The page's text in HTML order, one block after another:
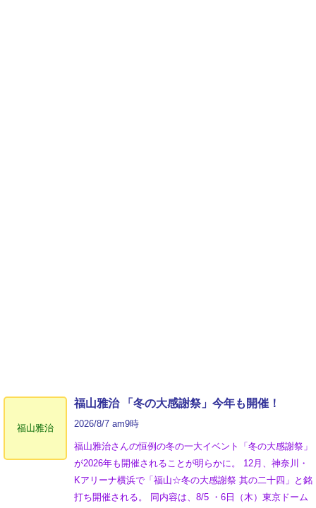
福山雅治
福山雅治 「冬の⼤感謝祭」今年も開催！
2026/8/7 am9時
福山雅治さんの恒例の冬の一大イベント「冬の⼤感謝祭」
が2026年も開催されることが明らかに。 12月、神奈川・
Kアリーナ横浜で「福山☆冬の大感謝祭 其の二十四」と銘
打ち開催される。 同内容は、8/5 ・6日（木）東京ドーム